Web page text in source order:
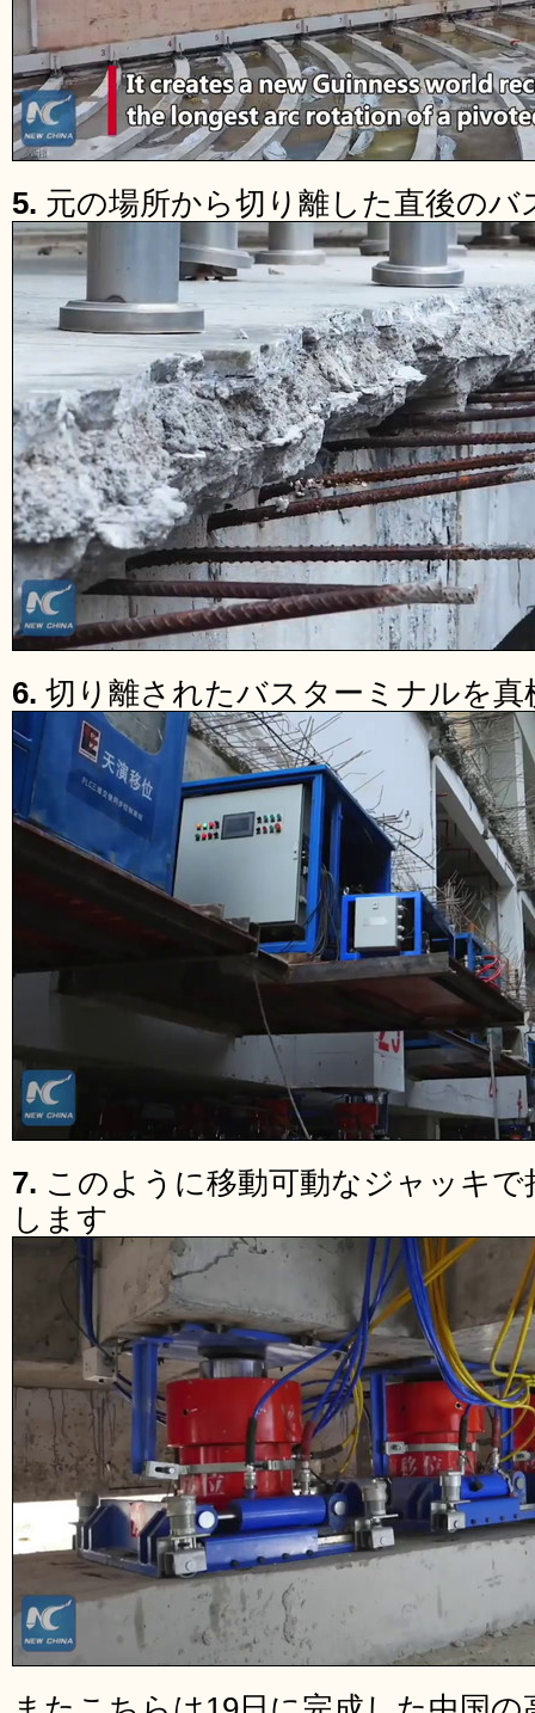
5. 元の場所から切り離した直後のバ
6. 切り離されたバスターミナルを
7. このように移動可動なジャッキ
します